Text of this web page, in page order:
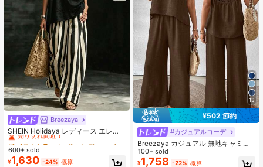
Breezaya
SHEIN Holidaya レディース エレガ
ント ストライプ 限定 カジュアル ワ
イドレッグパンツ 2点セット、夏新
作 ルーズ ノースリーブ ラウンドネ
ック トップス + ブラック&ホワイト
#1 ベストセラー
売り切れ間近！
#1 ベストセラー
売り切れ間近！
#1 ベストセラー
売り切れ間近！
#1 ベストセラー
600+ sold
¥1,630 -24% 概算
13
¥502 節約
#カジュアルコーデ
Breezaya カジュアル 無地キャミソ
ール&ワイドパンツ 2点セット
100+ sold
¥1,758 -22% 概算